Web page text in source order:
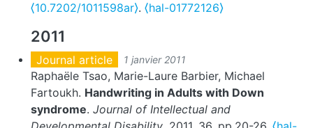
⟨10.7202/1011598ar⟩. ⟨hal-01772126⟩
2011
Journal article 1 janvier 2011
Raphaële Tsao, Marie-Laure Barbier, Michael
Fartoukh. Handwriting in Adults with Down
syndrome. Journal of Intellectual and